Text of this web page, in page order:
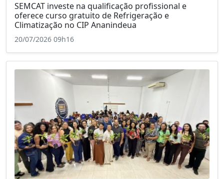
SEMCAT investe na qualificação profissional e
oferece curso gratuito de Refrigeração e
Climatização no CIP Ananindeua
20/07/2026 09h16